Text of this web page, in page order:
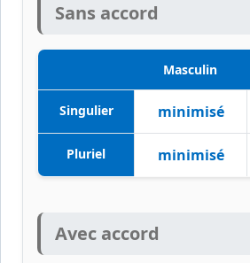
Sans accord
Masculin
Singulier minimisé
Pluriel minimisé
Avec accord